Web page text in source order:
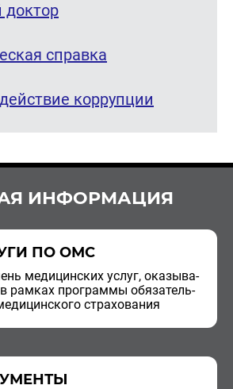
доктор
справка
коррупции
ИНФОРМАЦИЯ
ПО ОМС
ме­ди­цин­ских услуг, ока­зы­ва­
рам­ках про­грам­мы обя­за­тель­
стра­хо­ва­ния